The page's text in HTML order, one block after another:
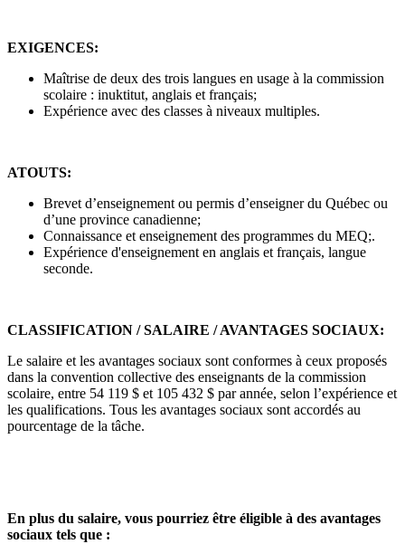
EXIGENCES:
Maîtrise de deux des trois langues en usage à la commission
scolaire : inuktitut, anglais et français;
Expérience avec des classes à niveaux multiples.
ATOUTS:
Brevet d’enseignement ou permis d’enseigner du Québec ou
d’une province canadienne;
Connaissance et enseignement des programmes du MEQ;.
Expérience d'enseignement en anglais et français, langue
seconde.
CLASSIFICATION / SALAIRE / AVANTAGES SOCIAUX:
Le salaire et les avantages sociaux sont conformes à ceux proposés
dans la convention collective des enseignants de la commission
scolaire, entre 54 119 $ et 105 432 $ par année, selon l’expérience et
les qualifications. Tous les avantages sociaux sont accordés au
pourcentage de la tâche.
En plus du salaire, vous pourriez être éligible à des avantages
sociaux tels que :